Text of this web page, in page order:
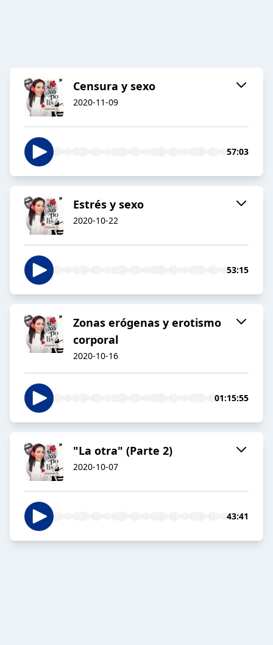
Censura y sexo
2020-11-09
57:03
Estrés y sexo
2020-10-22
53:15
Zonas erógenas y erotismo
corporal
2020-10-16
01:15:55
"La otra" (Parte 2)
2020-10-07
43:41